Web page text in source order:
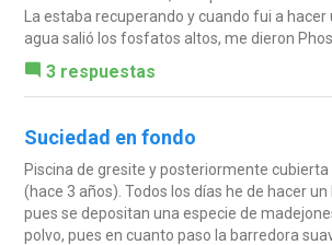
La estaba recuperando y cuando fui a hacer
agua salió los fosfatos altos, me dieron Phost
3 respuestas
Suciedad en fondo
Piscina de gresite y posteriormente cubierta
(hace 3 años). Todos los días he de hacer
pues se depositan una especie de
polvo, pues en cuanto paso la barredora